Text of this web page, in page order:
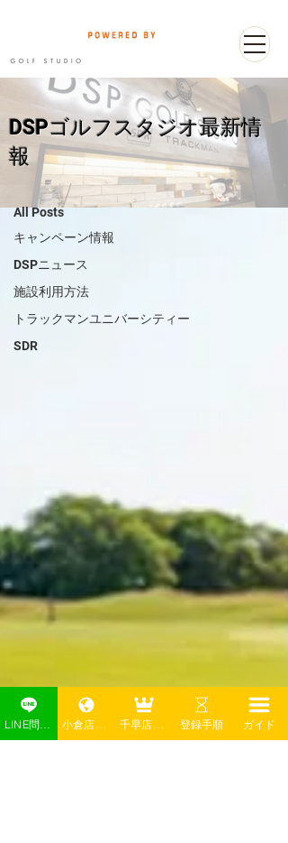
ブログ
All Posts
キャンペーン情報
DSPニュース
施設利用方法
トラックマンユニバーシティー
SDR
トラックマンユニバーシティー
DSPゴルフスタジオ最新情
報
登録手順 ガイド